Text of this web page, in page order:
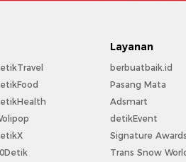
Layanan
berbuatbaik.id
Pasang Mata
Adsmart
detikEvent
Signature Awards
Trans Snow